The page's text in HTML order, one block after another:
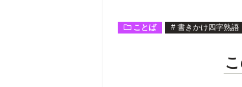
ことば # 書きかけ四字熟語